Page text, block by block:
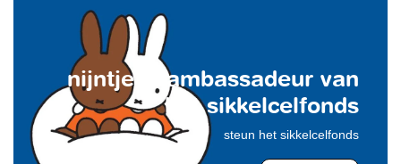
nijntje is ambassadeur van
het sikkelcelfonds
steun het sikkelcelfonds